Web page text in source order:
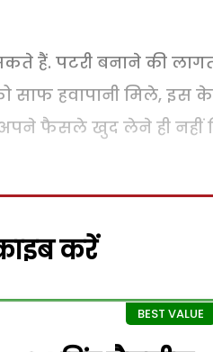
हैं. पटरी बनाने की
साफ हवापानी मिले, इस के
अपने फैसले खुद लेने ही नहीं
करें